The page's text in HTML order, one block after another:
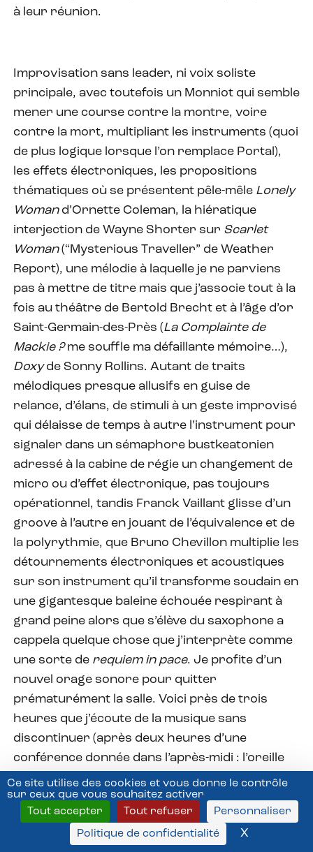
Ce site utilise des cookies et vous donne le contrôle
sur ceux que vous souhaitez activer
Tout accepter
Tout refuser
Personnaliser
Politique de confidentialité
X
à leur réunion.
Improvisation sans leader, ni voix soliste
principale, avec toutefois un Monniot qui semble
mener une course contre la montre, voire
contre la mort, multipliant les instruments (quoi
de plus logique lorsque l’on remplace Portal),
les effets électroniques, les propositions
thématiques où se présentent pêle-mêle Lonely
Woman d’Ornette Coleman, la hiératique
interjection de Wayne Shorter sur Scarlet
Woman(“Mysterious Traveller” de Weather
Report), une mélodie à laquelle je ne parviens
pas à mettre de titre mais que j’associe tout à la
fois au théâtre de Bertold Brecht et à l’âge d’or
Saint-Germain-des-Près (La Complainte de
Mackie ?me souffle ma défaillante mémoire…),
Doxyde Sonny Rollins. Autant de traits
mélodiques presque allusifs en guise de
relance, d’élans, de stimuli à un geste improvisé
qui délaisse de temps à autre l’instrument pour
signaler dans un sémaphore bustkeatonien
adressé à la cabine de régie un changement de
micro ou d’effet électronique, pas toujours
opérationnel, tandis Franck Vaillant glisse d’un
groove à l’autre en jouant de l’équivalence et de
la polyrythmie, que Bruno Chevillon multiplie les
détournements électroniques et acoustiques
sur son instrument qu’il transforme soudain en
une gigantesque baleine échouée respirant à
grand peine alors que s’élève du saxophone a
cappela quelque chose que j’interprète comme
une sorte de requiem in pace. Je profite d’un
nouvel orage sonore pour quitter
prématurément la salle. Voici près de trois
heures que j’écoute de la musique sans
discontinuer (après deux heures d’une
conférence donnée dans l’après-midi : l’oreille
est saturée, le gosier est sec et le petit Côtes du
Rhône du bar du Triton se rappelle à mon bon
souvenir) mais je me promets de réentendre
nos trois trublions. Franck Bergerot